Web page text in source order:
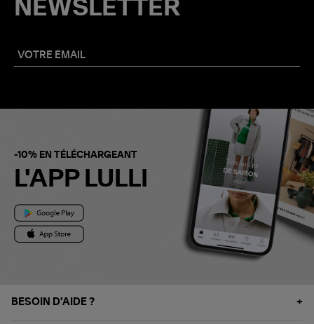
NEWSLETTER
-10% EN TÉLÉCHARGEANT
L'APP LULLI
BESOIN D'AIDE ?